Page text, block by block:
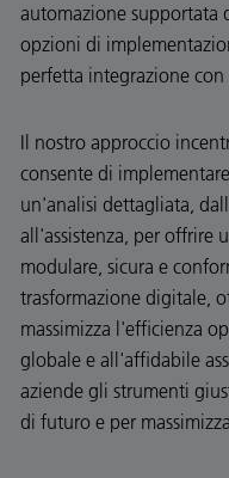
automazione supportata
opzioni di
perfetta integrazione
Il nostro approccio
consente di
un'analisi dettagliata,
all'assistenza, per offrire
modulare, sicura e
trasformazione digitale,
massimizza l'efficienza
globale e all'affidabile
aziende gli strumenti
di futuro e per